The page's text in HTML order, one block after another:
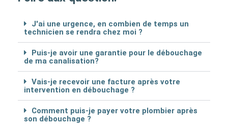
J'ai une urgence, en combien de temps un
technicien se rendra chez moi ?
Puis-je avoir une garantie pour le débouchage
de ma canalisation?
Vais-je recevoir une facture après votre
intervention en débouchage ?
Comment puis-je payer votre plombier après
son débouchage ?